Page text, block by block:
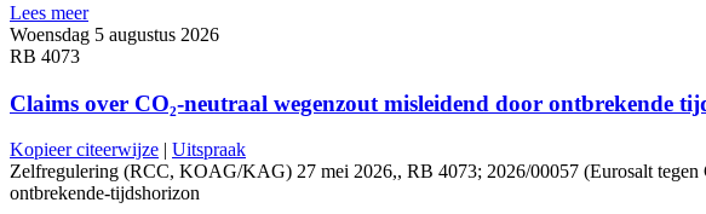
Lees meer
Woensdag 5 augustus 2026
RB 4073
Claims over CO₂-neutraal wegenzout misleidend door ontbrekende
Kopieer citeerwijze | Uitspraak
Zelfregulering (RCC, KOAG/KAG) 27 mei 2026,, RB 4073; 2026/00057 (Eurosalt tegen
ontbrekende-tijdshorizon